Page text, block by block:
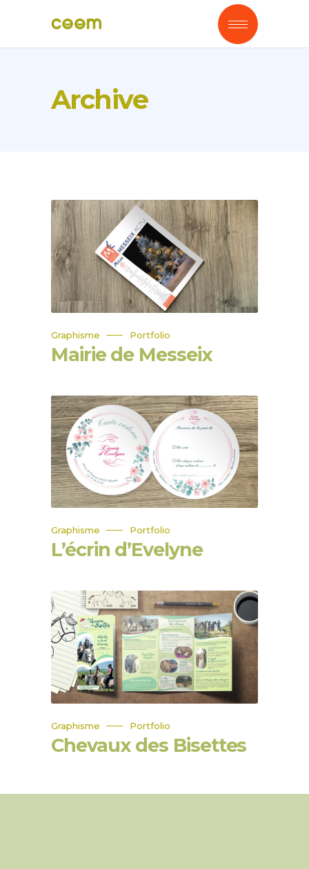
Archive
Graphisme Portfolio
Mairie de Messeix
Graphisme Portfolio
L’écrin d’Evelyne
Graphisme Portfolio
Chevaux des Bisettes